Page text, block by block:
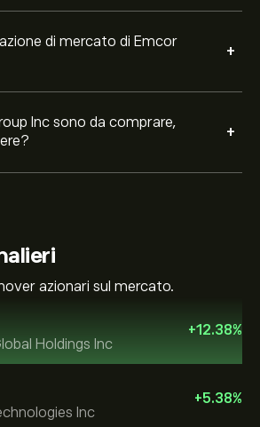
di mercato di Emcor
+
Inc sono da comprare,
+
azionari sul mercato.
Holdings Inc
+12.38%
Inc
+5.38%